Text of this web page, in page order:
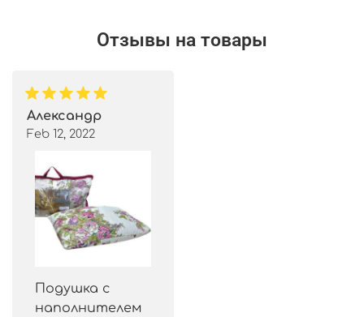
Отзывы на товары
Александр
Feb 12, 2022
Подушка с
наполнителем